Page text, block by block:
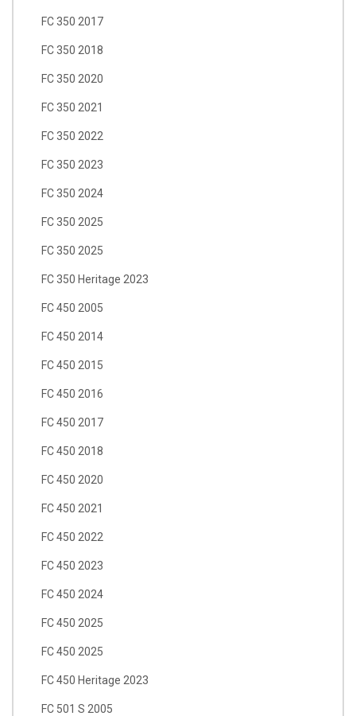
FC 350 2017
FC 350 2018
FC 350 2020
FC 350 2021
FC 350 2022
FC 350 2023
FC 350 2024
FC 350 2025
FC 350 2025
FC 350 Heritage 2023
FC 450 2005
FC 450 2014
FC 450 2015
FC 450 2016
FC 450 2017
FC 450 2018
FC 450 2020
FC 450 2021
FC 450 2022
FC 450 2023
FC 450 2024
FC 450 2025
FC 450 2025
FC 450 Heritage 2023
FC 501 S 2005